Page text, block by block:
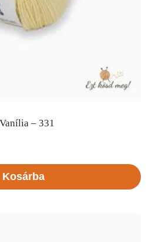
– 331
Kosárba